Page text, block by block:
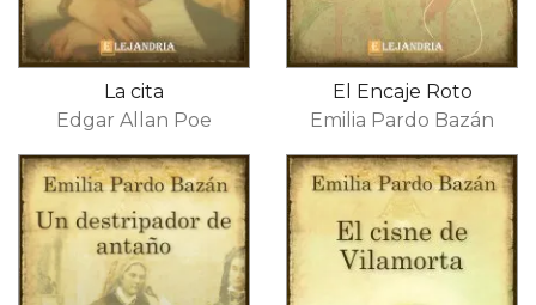
La cita
Edgar Allan Poe
El Encaje Roto
Emilia Pardo Bazán